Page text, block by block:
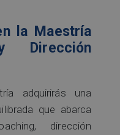
la Maestría
Dirección
adquirirás una
que abarca
dirección